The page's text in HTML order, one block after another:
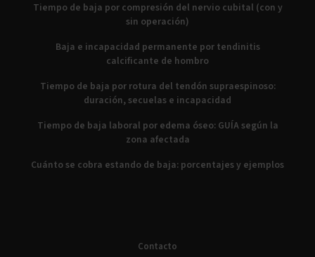
Tiempo de baja por compresión del nervio cubital (con y
sin operación)
Baja e incapacidad permanente por tendinitis
calcificante de hombro
Tiempo de baja por rotura del tendón supraespinoso:
duración, secuelas e incapacidad
Tiempo de baja laboral por edema óseo: GUÍA según la
zona afectada
Cuánto se cobra estando de baja: porcentajes y ejemplos
Contacto